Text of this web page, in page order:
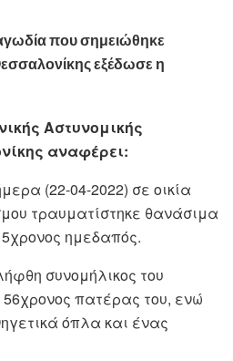
που σημειώθηκε
εξέδωσε η
Αστυνομικής
αναφέρει:
(22-04-2022) σε οικία
τραυματίστηκε θανάσιμα
ημεδαπός.
συνομήλικος του
πατέρας του, ενώ
όπλα και ένας